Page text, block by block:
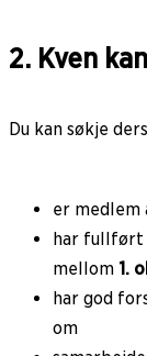
2. Kven
Du kan søkje
er medlem
har fullført
mellom 1.
har god
om